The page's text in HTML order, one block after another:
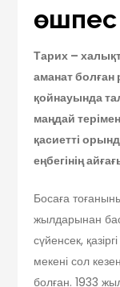
өшпес
Тарих –
аманат болған
қойнауында
маңдай
қасиетті
еңбегінің
Босаға
жылдарынан
сүйенсек,
мекені сол
болған. 1933